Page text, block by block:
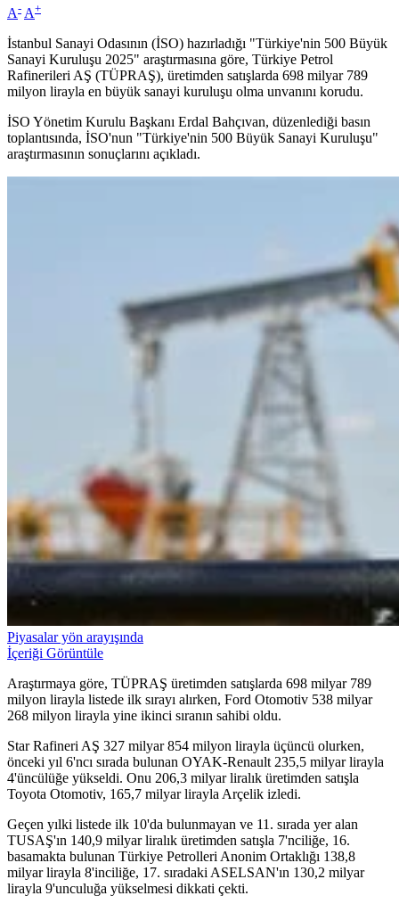
A- A+
İstanbul Sanayi Odasının (İSO) hazırladığı "Türkiye'nin 500 Büyük
Sanayi Kuruluşu 2025" araştırmasına göre, Türkiye Petrol
Rafinerileri AŞ (TÜPRAŞ), üretimden satışlarda 698 milyar 789
milyon lirayla en büyük sanayi kuruluşu olma unvanını korudu.
İSO Yönetim Kurulu Başkanı Erdal Bahçıvan, düzenlediği basın
toplantısında, İSO'nun "Türkiye'nin 500 Büyük Sanayi Kuruluşu"
araştırmasının sonuçlarını açıkladı.
Piyasalar yön arayışında
İçeriği Görüntüle
Araştırmaya göre, TÜPRAŞ üretimden satışlarda 698 milyar 789
milyon lirayla listede ilk sırayı alırken, Ford Otomotiv 538 milyar
268 milyon lirayla yine ikinci sıranın sahibi oldu.
Star Rafineri AŞ 327 milyar 854 milyon lirayla üçüncü olurken,
önceki yıl 6'ncı sırada bulunan OYAK-Renault 235,5 milyar lirayla
4'üncülüğe yükseldi. Onu 206,3 milyar liralık üretimden satışla
Toyota Otomotiv, 165,7 milyar lirayla Arçelik izledi.
Geçen yılki listede ilk 10'da bulunmayan ve 11. sırada yer alan
TUSAŞ'ın 140,9 milyar liralık üretimden satışla 7'nciliğe, 16.
basamakta bulunan Türkiye Petrolleri Anonim Ortaklığı 138,8
milyar lirayla 8'inciliğe, 17. sıradaki ASELSAN'ın 130,2 milyar
lirayla 9'unculuğa yükselmesi dikkati çekti.